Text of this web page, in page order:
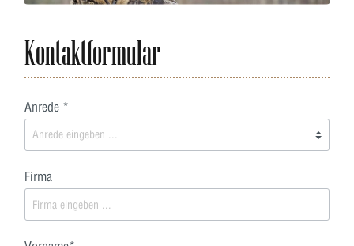
Kontaktformular
Anrede *
Firma